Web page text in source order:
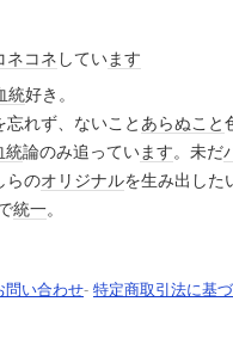
ネコネ しています
統好き。
忘れず、ないことあらぬこと
統論のみ追っています。未だ
らのオリジナルを生み出した
統一。
問い合わせ- 特定商取引法に基